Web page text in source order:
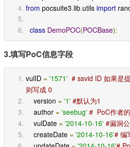
from pocsuite3.lib.utils import
class DemoPOC(POCBase):
3.填写PoC信息字段
vulID = '1571' # ssvid ID 如果是
则写成 0
    version
= '1' #默认为1
    author
= 'seebug' #  PoC作者
    vulDate
= '2014-10-16' #漏洞
    createDate
= '2014-10-16'# 编